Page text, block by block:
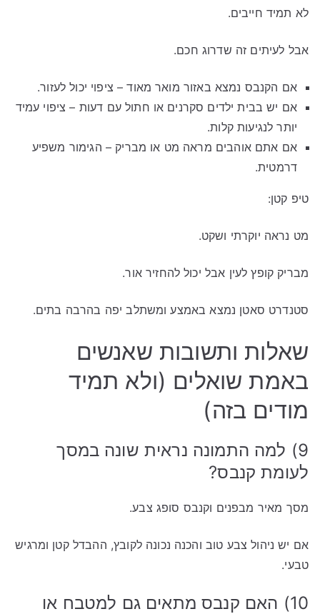
לא תמיד חייבים.
אבל לעיתים זה שדרוג חכם.
אם הקנבס נמצא באזור מואר מאוד – ציפוי יכול לעזור.
אם יש בבית ילדים סקרנים או חתול עם דעות – ציפוי עמיד
יותר לנגיעות קלות.
אם אתם אוהבים מראה מט או מבריק – הגימור משפיע
דרמטית.
טיפ קטן:
מט נראה יוקרתי ושקט.
מבריק קופץ לעין אבל יכול להחזיר אור.
סטנדרט סאטן נמצא באמצע ומשתלב יפה בהרבה בתים.
שאלות ותשובות שאנשים
באמת שואלים (ולא תמיד
מודים בזה)
9) למה התמונה נראית שונה במסך
לעומת קנבס?
מסך מאיר מבפנים וקנבס סופג צבע.
אם יש ניהול צבע טוב והכנה נכונה לקובץ, ההבדל קטן ומרגיש
טבעי.
10) האם קנבס מתאים גם למטבח או